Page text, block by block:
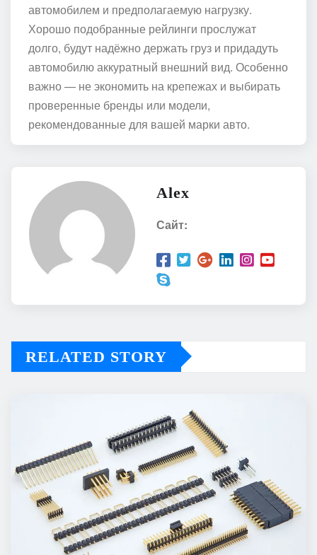
автомобилем и предполагаемую нагрузку.
Хорошо подобранные рейлинги прослужат
долго, будут надёжно держать груз и придадуть
автомобилю аккуратный внешний вид. Особенно
важно — не экономить на крепежах и выбирать
проверенные бренды или модели,
рекомендованные для вашей марки авто.
Alex
Сайт:
RELATED STORY